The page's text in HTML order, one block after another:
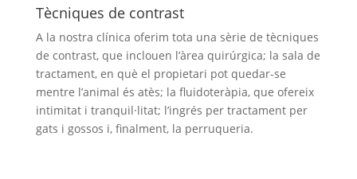
Tècniques de contrast
A la nostra clínica oferim tota una sèrie de tècniques
de contrast, que inclouen l’àrea quirúrgica; la sala de
tractament, en què el propietari pot quedar-se
mentre l’animal és atès; la fluidoteràpia, que ofereix
intimitat i tranquil·litat; l’ingrés per tractament per
gats i gossos i, finalment, la perruqueria.